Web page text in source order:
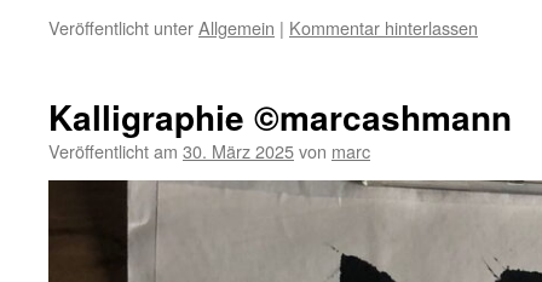
Veröffentlicht unterAllgemein | Kommentar hinterlassen
Kalligraphie ©marcashmann
Veröffentlicht am 30. März 2025von marc